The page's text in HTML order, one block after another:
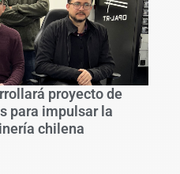
proyecto de
para impulsar la
chilena